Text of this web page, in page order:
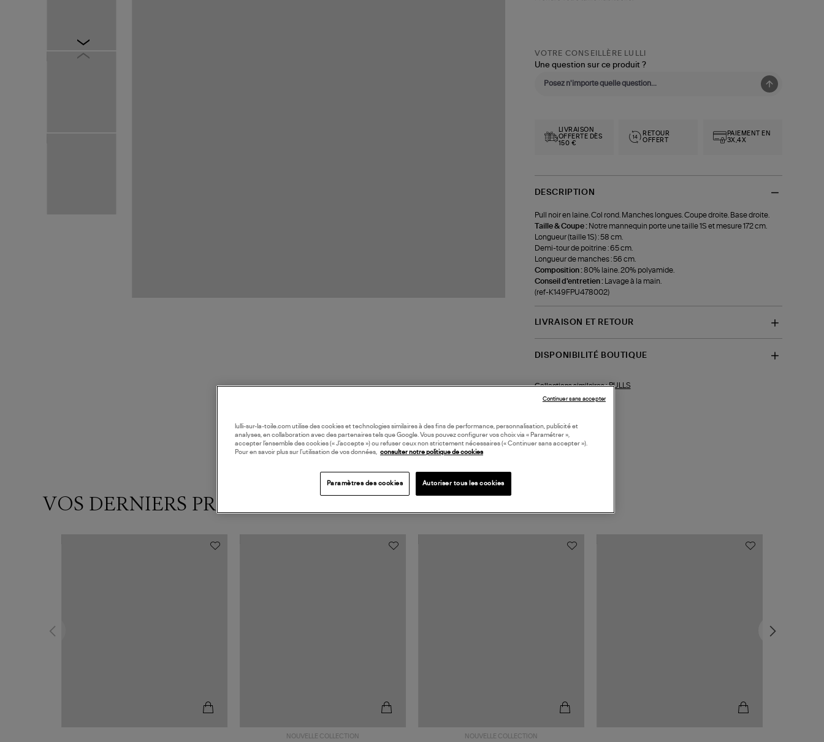
VOTRE CONSEILLÈRE LULLI
Une question sur ce produit ?
LIVRAISON
OFFERTE DÈS
150 €
RETOUR
OFFERT
PAIEMENT EN
3X,4X
DESCRIPTION
Pull noir en laine. Col rond. Manches longues. Coupe droite. Base droite.
Taille & Coupe : Notre mannequin porte une taille 1S et mesure 172 cm.
Longueur (taille 1S) : 58 cm.
Demi-tour de poitrine : 65 cm.
Longueur de manches : 56 cm.
Composition :80% laine. 20% polyamide.
Conseil d'entretien :
Lavage à la main.
(ref-K149FPU478002)
LIVRAISON ET RETOUR
DISPONIBILITÉ BOUTIQUE
Collections similaires :PULLS
VOS DERNIERS PRODUITS VUS
NOUVELLE COLLECTION NOUVELLE COLLECTION
lulli-sur-la-toile.com utilise des cookies et technologies similaires à des fins de performance, personnalisation, publicité et
analyses, en collaboration avec des partenaires tels que Google. Vous pouvez configurer vos choix via « Paramétrer »,
accepter l’ensemble des cookies (« J’accepte ») ou refuser ceux non strictement nécessaires (« Continuer sans accepter »).
Pour en savoir plus sur l’utilisation de vos données, consulter notre politique de cookies
Paramètres des cookies Autoriser tous les cookies
Continuer sans accepter